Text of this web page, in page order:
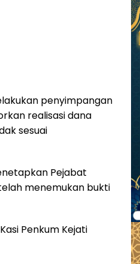
penyimpangan
realisasi dana
sesuai
Pejabat
menemukan bukti
Penkum Kejati